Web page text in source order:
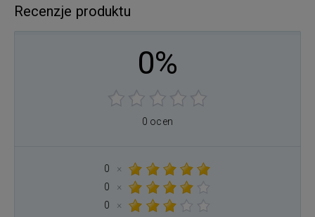
Recenzje produktu
0%
0 ocen
0
×
0
×
0
×